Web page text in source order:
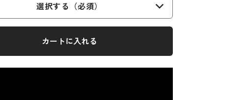
選択する（必須）
カートに入れる